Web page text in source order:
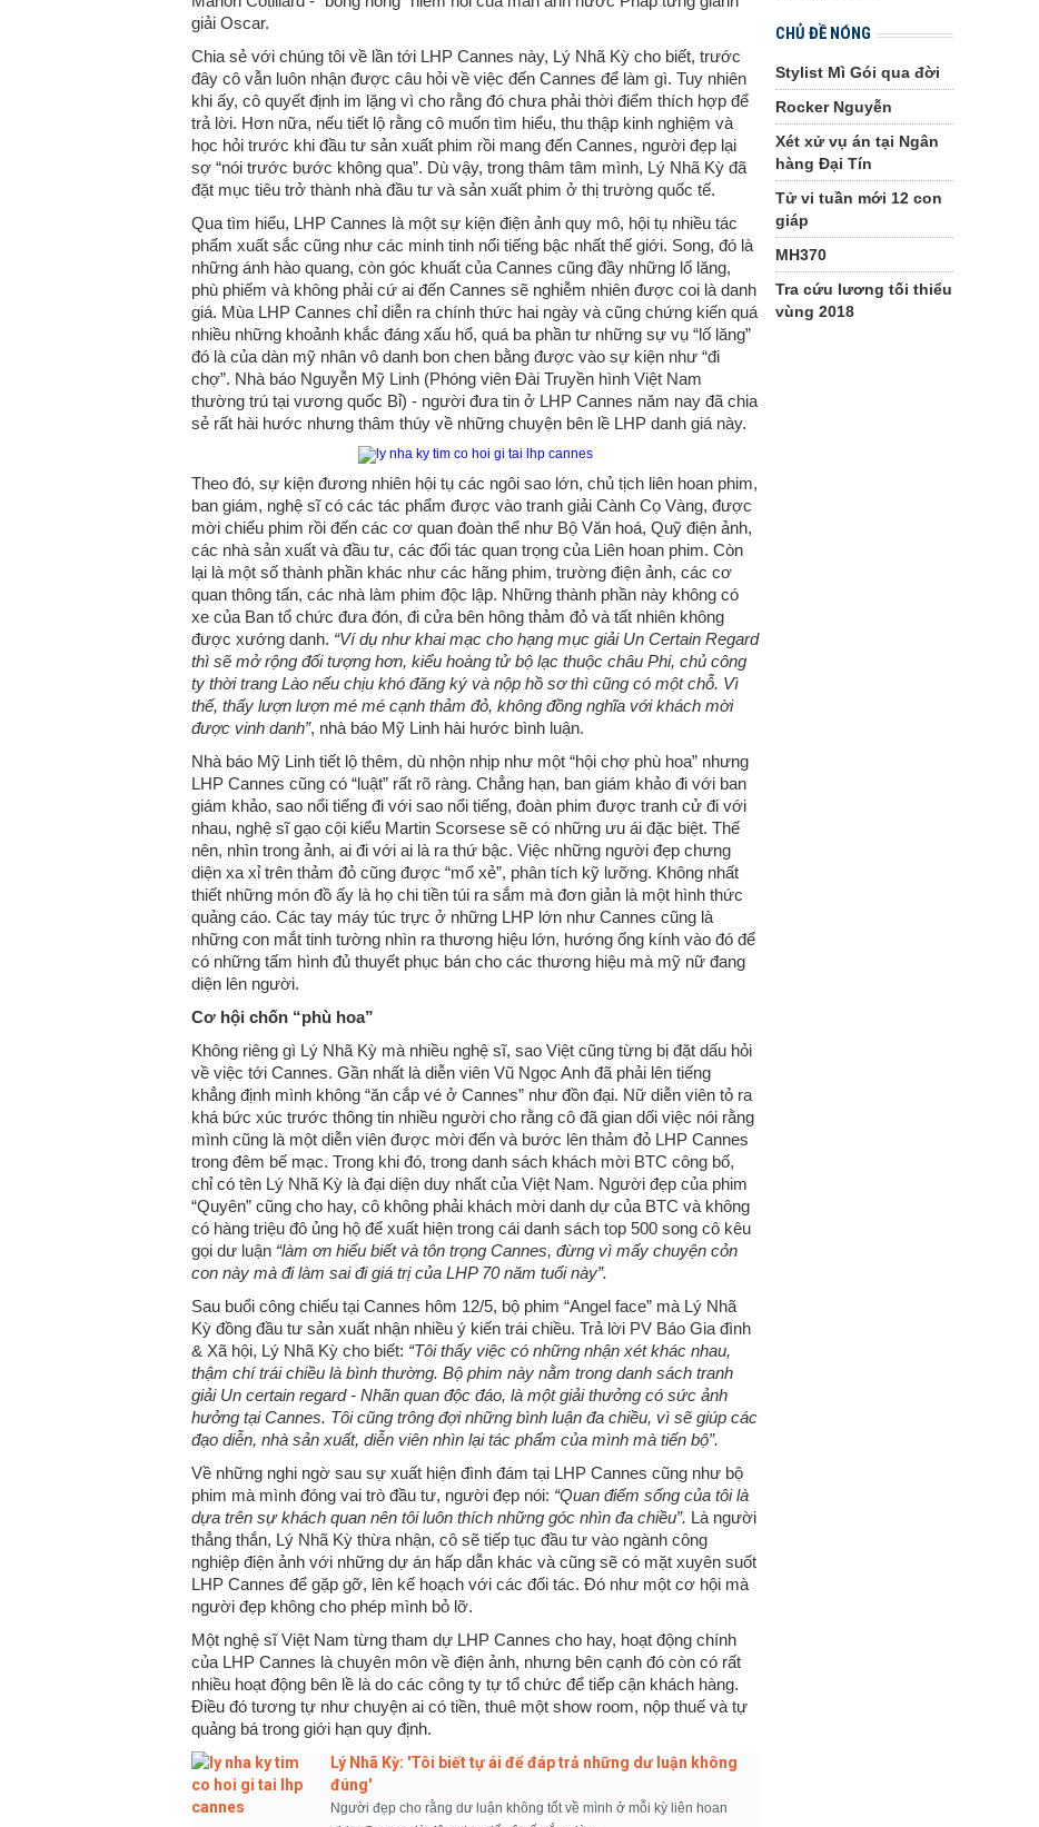
giải Oscar.
Chia sẻ với chúng tôi về lần tới LHP Cannes này, Lý Nhã Kỳ cho biết, trước
đây cô vẫn luôn nhận được câu hỏi về việc đến Cannes để làm gì. Tuy nhiên
khi ấy, cô quyết định im lặng vì cho rằng đó chưa phải thời điểm thích hợp để
trả lời. Hơn nữa, nếu tiết lộ rằng cô muốn tìm hiểu, thu thập kinh nghiệm và
học hỏi trước khi đầu tư sản xuất phim rồi mang đến Cannes, người đẹp lại
sợ “nói trước bước không qua”. Dù vậy, trong thâm tâm mình, Lý Nhã Kỳ đã
đặt mục tiêu trở thành nhà đầu tư và sản xuất phim ở thị trường quốc tế.
Qua tìm hiểu, LHP Cannes là một sự kiện điện ảnh quy mô, hội tụ nhiều tác
phẩm xuất sắc cũng như các minh tinh nổi tiếng bậc nhất thế giới. Song, đó là
những ánh hào quang, còn góc khuất của Cannes cũng đầy những lố lăng,
phù phiếm và không phải cứ ai đến Cannes sẽ nghiễm nhiên được coi là danh
giá. Mùa LHP Cannes chỉ diễn ra chính thức hai ngày và cũng chứng kiến quá
nhiều những khoảnh khắc đáng xấu hổ, quá ba phần tư những sự vụ “lố lăng”
đó là của dàn mỹ nhân vô danh bon chen bằng được vào sự kiện như “đi
chợ”. Nhà báo Nguyễn Mỹ Linh (Phóng viên Đài Truyền hình Việt Nam
thường trú tại vương quốc Bỉ) - người đưa tin ở LHP Cannes năm nay đã chia
sẻ rất hài hước nhưng thâm thúy về những chuyện bên lề LHP danh giá này.
Theo đó, sự kiện đương nhiên hội tụ các ngôi sao lớn, chủ tịch liên hoan phim,
ban giám, nghệ sĩ có các tác phẩm được vào tranh giải Cành Cọ Vàng, được
mời chiếu phim rồi đến các cơ quan đoàn thể như Bộ Văn hoá, Quỹ điện ảnh,
các nhà sản xuất và đầu tư, các đối tác quan trọng của Liên hoan phim. Còn
lại là một số thành phần khác như các hãng phim, trường điện ảnh, các cơ
quan thông tấn, các nhà làm phim độc lập. Những thành phần này không có
xe của Ban tổ chức đưa đón, đi cửa bên hông thảm đỏ và tất nhiên không
được xướng danh. “Ví dụ như khai mạc cho hạng mục giải Un Certain Regard
thì sẽ mở rộng đối tượng hơn, kiểu hoàng tử bộ lạc thuộc châu Phi, chủ công
ty thời trang Lào nếu chịu khó đăng ký và nộp hồ sơ thì cũng có một chỗ. Vì
thế, thấy lượn lượn mé mé cạnh thảm đỏ, không đồng nghĩa với khách mời
được vinh danh”, nhà báo Mỹ Linh hài hước bình luận.
Nhà báo Mỹ Linh tiết lộ thêm, dù nhộn nhịp như một “hội chợ phù hoa” nhưng
LHP Cannes cũng có “luật” rất rõ ràng. Chẳng hạn, ban giám khảo đi với ban
giám khảo, sao nổi tiếng đi với sao nổi tiếng, đoàn phim được tranh cử đi với
nhau, nghệ sĩ gạo cội kiểu Martin Scorsese sẽ có những ưu ái đặc biệt. Thế
nên, nhìn trong ảnh, ai đi với ai là ra thứ bậc. Việc những người đẹp chưng
diện xa xỉ trên thảm đỏ cũng được “mổ xẻ”, phân tích kỹ lưỡng. Không nhất
thiết những món đồ ấy là họ chi tiền túi ra sắm mà đơn giản là một hình thức
quảng cáo. Các tay máy túc trực ở những LHP lớn như Cannes cũng là
những con mắt tinh tường nhìn ra thương hiệu lớn, hướng ống kính vào đó để
có những tấm hình đủ thuyết phục bán cho các thương hiệu mà mỹ nữ đang
diện lên người.
Cơ hội chốn “phù hoa”
Không riêng gì Lý Nhã Kỳ mà nhiều nghệ sĩ, sao Việt cũng từng bị đặt dấu hỏi
về việc tới Cannes. Gần nhất là diễn viên Vũ Ngọc Anh đã phải lên tiếng
khẳng định mình không “ăn cắp vé ở Cannes” như đồn đại. Nữ diễn viên tỏ ra
khá bức xúc trước thông tin nhiều người cho rằng cô đã gian dối việc nói rằng
mình cũng là một diễn viên được mời đến và bước lên thảm đỏ LHP Cannes
trong đêm bế mạc. Trong khi đó, trong danh sách khách mời BTC công bố,
chỉ có tên Lý Nhã Kỳ là đại diện duy nhất của Việt Nam. Người đẹp của phim
“Quyên” cũng cho hay, cô không phải khách mời danh dự của BTC và không
có hàng triệu đô ủng hộ để xuất hiện trong cái danh sách top 500 song cô kêu
gọi dư luận “làm ơn hiểu biết và tôn trọng Cannes, đừng vì mấy chuyện cỏn
con này mà đi làm sai đi giá trị của LHP 70 năm tuổi này”.
Sau buổi công chiếu tại Cannes hôm 12/5, bộ phim “Angel face” mà Lý Nhã
Kỳ đồng đầu tư sản xuất nhận nhiều ý kiến trái chiều. Trả lời PV Báo Gia đình
& Xã hội, Lý Nhã Kỳ cho biết: “Tôi thấy việc có những nhận xét khác nhau,
thậm chí trái chiều là bình thường. Bộ phim này nằm trong danh sách tranh
giải Un certain regard - Nhãn quan độc đáo, là một giải thưởng có sức ảnh
hưởng tại Cannes. Tôi cũng trông đợi những bình luận đa chiều, vì sẽ giúp các
đạo diễn, nhà sản xuất, diễn viên nhìn lại tác phẩm của mình mà tiến bộ”.
Về những nghi ngờ sau sự xuất hiện đình đám tại LHP Cannes cũng như bộ
phim mà mình đóng vai trò đầu tư, người đẹp nói: “Quan điểm sống của tôi là
dựa trên sự khách quan nên tôi luôn thích những góc nhìn đa chiều”. Là người
thẳng thắn, Lý Nhã Kỳ thừa nhận, cô sẽ tiếp tục đầu tư vào ngành công
nghiệp điện ảnh với những dự án hấp dẫn khác và cũng sẽ có mặt xuyên suốt
LHP Cannes để gặp gỡ, lên kế hoạch với các đối tác. Đó như một cơ hội mà
người đẹp không cho phép mình bỏ lỡ.
Một nghệ sĩ Việt Nam từng tham dự LHP Cannes cho hay, hoạt động chính
của LHP Cannes là chuyên môn về điện ảnh, nhưng bên cạnh đó còn có rất
nhiều hoạt động bên lề là do các công ty tự tổ chức để tiếp cận khách hàng.
Điều đó tương tự như chuyện ai có tiền, thuê một show room, nộp thuế và tự
quảng bá trong giới hạn quy định.
Lý Nhã Kỳ: 'Tôi biết tự ái để đáp trả những dư luận không
đúng'
Người đẹp cho rằng dư luận không tốt về mình ở mỗi kỳ liên hoan
CHỦ ĐỀ NÓNG
Stylist Mì Gói qua đời
Rocker Nguyễn
Xét xử vụ án tại Ngân
hàng Đại Tín
Tử vi tuần mới 12 con
giáp
MH370
Tra cứu lương tối thiểu
vùng 2018